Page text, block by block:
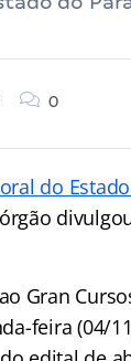
0
do
Gran
feira (04/